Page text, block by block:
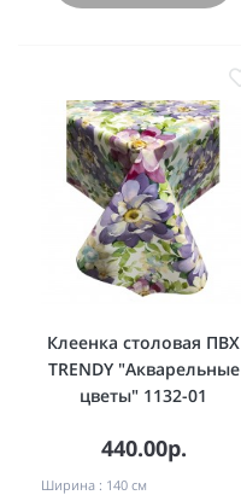
Клеенка столовая ПВХ
TRENDY "Акварельные
цветы" 1132-01
440.00р.
Ширина : 140 см